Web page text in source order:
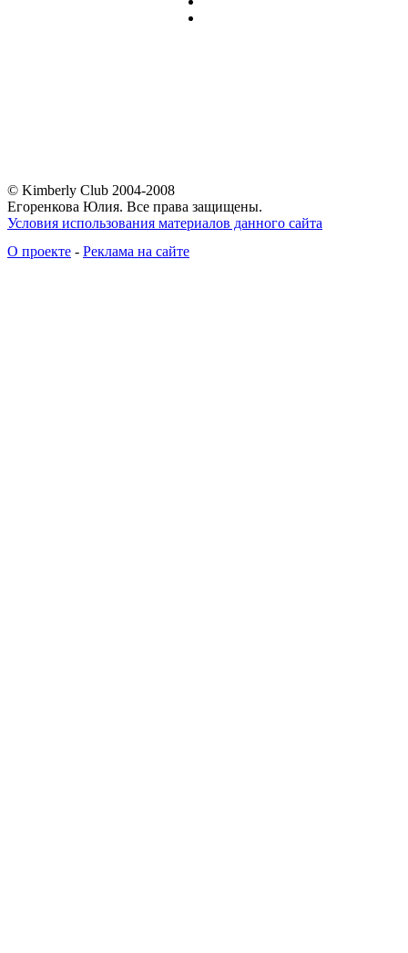
© Kimberly Club 2004-2008
Егоренкова Юлия. Все права защищены.
Условия использования материалов данного сайта
О проекте - Реклама на сайте